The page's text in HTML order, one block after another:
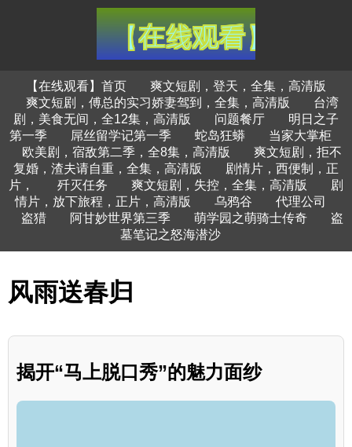
【在线观看】首页
爽文短剧，登天，全集，高清版
爽文短剧，傅总的实习娇妻驾到，全集，高清版
台湾
剧，美食无间，全12集，高清版
问题餐厅
明日之子
第一季
屌丝留学记第一季 蛇岛狂蟒
当家大掌柜
欧美剧，宿敌第二季，全8集，高清版
爽文短剧，拒不
复婚，渣夫请自重，全集，高清版
剧情片，西便制，正
片，
歼灭任务 爽文短剧，失控，全集，高清版
剧
情片，放下旅程，正片，高清版
乌鸦谷
代理公司
盗猎
阿甘妙世界第三季 萌学园之萌骑士传奇
盗
墓笔记之怒海潜沙
风雨送春归
揭开“马上脱口秀”的魅力面纱